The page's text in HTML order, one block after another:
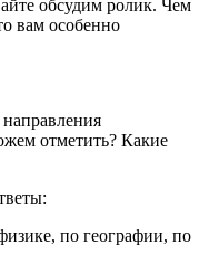
обсудим ролик. Чем
вам особенно
отметить? Какие
по географии, по